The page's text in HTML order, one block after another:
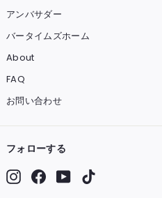
アンバサダー
バータイムズホーム
About
FAQ
お問い合わせ
フォローする
InstagramFacebook
YouTube